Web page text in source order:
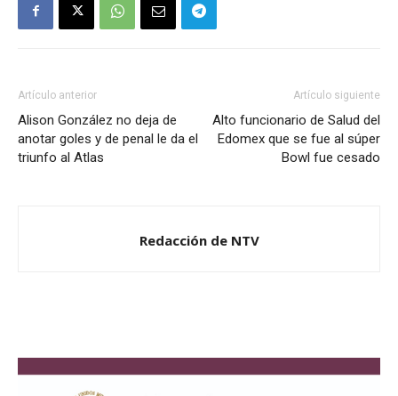
Artículo anterior
Alison González no deja de
anotar goles y de penal le da el
triunfo al Atlas
Artículo siguiente
Alto funcionario de Salud del
Edomex que se fue al súper
Bowl fue cesado
Redacción de NTV